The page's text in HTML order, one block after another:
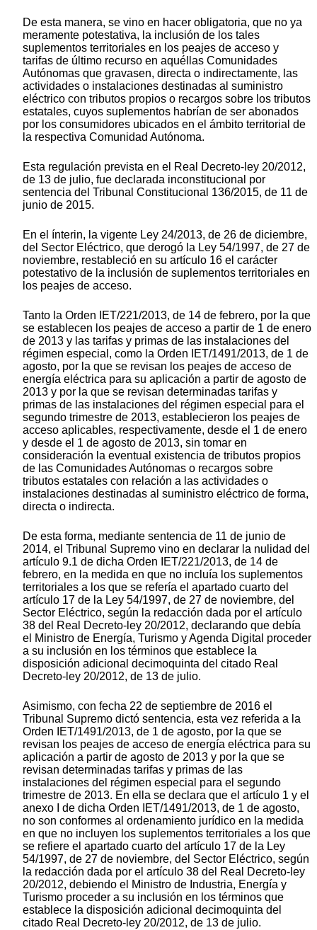
De esta manera, se vino en hacer obligatoria, que no ya
meramente potestativa, la inclusión de los tales
suplementos territoriales en los peajes de acceso y
tarifas de último recurso en aquéllas Comunidades
Autónomas que gravasen, directa o indirectamente, las
actividades o instalaciones destinadas al suministro
eléctrico con tributos propios o recargos sobre los tributos
estatales, cuyos suplementos habrían de ser abonados
por los consumidores ubicados en el ámbito territorial de
la respectiva Comunidad Autónoma.
Esta regulación prevista en el Real Decreto-ley 20/2012,
de 13 de julio, fue declarada inconstitucional por
sentencia del Tribunal Constitucional 136/2015, de 11 de
junio de 2015.
En el ínterin, la vigente Ley 24/2013, de 26 de diciembre,
del Sector Eléctrico, que derogó la Ley 54/1997, de 27 de
noviembre, restableció en su artículo 16 el carácter
potestativo de la inclusión de suplementos territoriales en
los peajes de acceso.
Tanto la Orden IET/221/2013, de 14 de febrero, por la que
se establecen los peajes de acceso a partir de 1 de enero
de 2013 y las tarifas y primas de las instalaciones del
régimen especial, como la Orden IET/1491/2013, de 1 de
agosto, por la que se revisan los peajes de acceso de
energía eléctrica para su aplicación a partir de agosto de
2013 y por la que se revisan determinadas tarifas y
primas de las instalaciones del régimen especial para el
segundo trimestre de 2013, establecieron los peajes de
acceso aplicables, respectivamente, desde el 1 de enero
y desde el 1 de agosto de 2013, sin tomar en
consideración la eventual existencia de tributos propios
de las Comunidades Autónomas o recargos sobre
tributos estatales con relación a las actividades o
instalaciones destinadas al suministro eléctrico de forma,
directa o indirecta.
De esta forma, mediante sentencia de 11 de junio de
2014, el Tribunal Supremo vino en declarar la nulidad del
artículo 9.1 de dicha Orden IET/221/2013, de 14 de
febrero, en la medida en que no incluía los suplementos
territoriales a los que se refería el apartado cuarto del
artículo 17 de la Ley 54/1997, de 27 de noviembre, del
Sector Eléctrico, según la redacción dada por el artículo
38 del Real Decreto-ley 20/2012, declarando que debía
el Ministro de Energía, Turismo y Agenda Digital proceder
a su inclusión en los términos que establece la
disposición adicional decimoquinta del citado Real
Decreto-ley 20/2012, de 13 de julio.
Asimismo, con fecha 22 de septiembre de 2016 el
Tribunal Supremo dictó sentencia, esta vez referida a la
Orden IET/1491/2013, de 1 de agosto, por la que se
revisan los peajes de acceso de energía eléctrica para su
aplicación a partir de agosto de 2013 y por la que se
revisan determinadas tarifas y primas de las
instalaciones del régimen especial para el segundo
trimestre de 2013. En ella se declara que el artículo 1 y el
anexo I de dicha Orden IET/1491/2013, de 1 de agosto,
no son conformes al ordenamiento jurídico en la medida
en que no incluyen los suplementos territoriales a los que
se refiere el apartado cuarto del artículo 17 de la Ley
54/1997, de 27 de noviembre, del Sector Eléctrico, según
la redacción dada por el artículo 38 del Real Decreto-ley
20/2012, debiendo el Ministro de Industria, Energía y
Turismo proceder a su inclusión en los términos que
establece la disposición adicional decimoquinta del
citado Real Decreto-ley 20/2012, de 13 de julio.